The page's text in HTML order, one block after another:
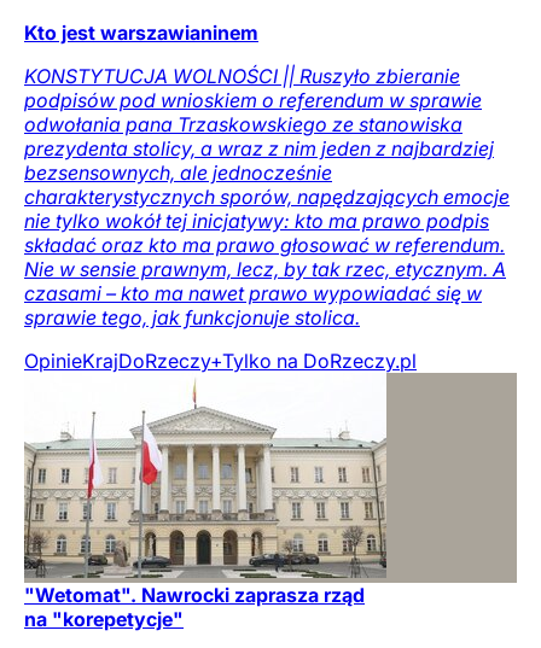
Kto jest warszawianinem
KONSTYTUCJA WOLNOŚCI || Ruszyło zbieranie
podpisów pod wnioskiem o referendum w sprawie
odwołania pana Trzaskowskiego ze stanowiska
prezydenta stolicy, a wraz z nim jeden z najbardziej
bezsensownych, ale jednocześnie
charakterystycznych sporów, napędzających emocje
nie tylko wokół tej inicjatywy: kto ma prawo podpis
składać oraz kto ma prawo głosować w referendum.
Nie w sensie prawnym, lecz, by tak rzec, etycznym. A
czasami – kto ma nawet prawo wypowiadać się w
sprawie tego, jak funkcjonuje stolica.
OpinieKrajDoRzeczy+Tylko na DoRzeczy.pl
"Wetomat". Nawrocki zaprasza rząd
na "korepetycje"